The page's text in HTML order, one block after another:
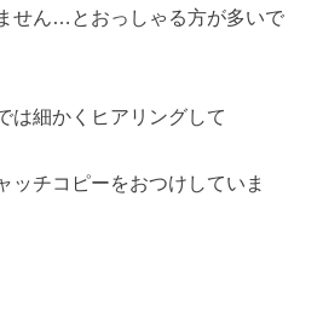
せん…とおっしゃる方が多いで
は細かくヒアリングして
ッチコピーをおつけしていま